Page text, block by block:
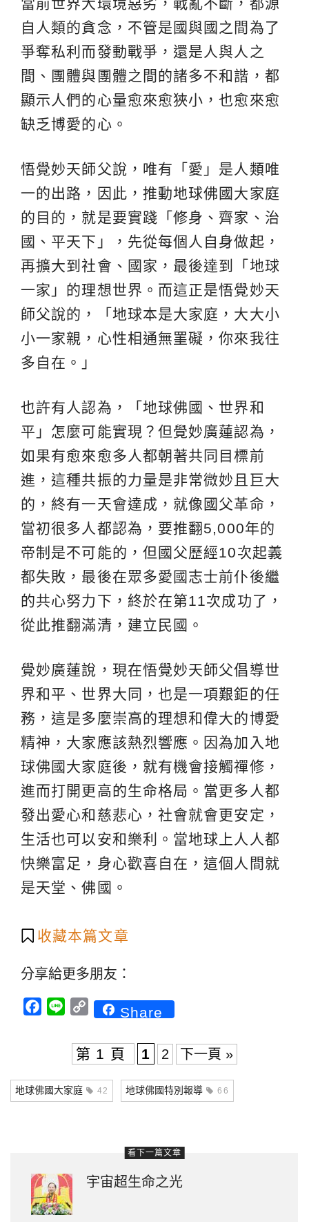
自人類的貪念，不管是國與國之間為了
爭奪私利而發動戰爭，還是人與人之
間、團體與團體之間的諸多不和諧，都
顯示人們的心量愈來愈狹小，也愈來愈
缺乏博愛的心。
悟覺妙天師父說，唯有「愛」是人類唯
一的出路，因此，推動地球佛國大家庭
的目的，就是要實踐「修身、齊家、治
國、平天下」，先從每個人自身做起，
再擴大到社會、國家，最後達到「地球
一家」的理想世界。而這正是悟覺妙天
師父說的，「地球本是大家庭，大大小
小一家親，心性相通無罣礙，你來我往
多自在。」
也許有人認為，「地球佛國、世界和
平」怎麼可能實現？但覺妙廣蓮認為，
如果有愈來愈多人都朝著共同目標前
進，這種共振的力量是非常微妙且巨大
的，終有一天會達成，就像國父革命，
當初很多人都認為，要推翻5,000年的
帝制是不可能的，但國父歷經10次起義
都失敗，最後在眾多愛國志士前仆後繼
的共心努力下，終於在第11次成功了，
從此推翻滿清，建立民國。
覺妙廣蓮說，現在悟覺妙天師父倡導世
界和平、世界大同，也是一項艱鉅的任
務，這是多麼崇高的理想和偉大的博愛
精神，大家應該熱烈響應。因為加入地
球佛國大家庭後，就有機會接觸禪修，
進而打開更高的生命格局。當更多人都
發出愛心和慈悲心，社會就會更安定，
生活也可以安和樂利。當地球上人人都
快樂富足，身心歡喜自在，這個人間就
是天堂、佛國。
收藏本篇文章
分享給更多朋友：
Facebook
Line CopyShare
第 1 頁 1 2 下一頁 »
地球佛國大家庭 42 地球佛國特別報導 66
看下一篇文章
宇宙超生命之光